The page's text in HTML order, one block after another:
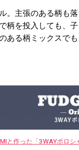
。主張のある柄も
柄を投入しても、
ある柄ミックスで
と作った「3WAYポロシ